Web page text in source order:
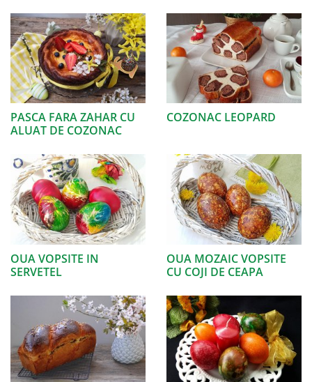
PASCA FARA ZAHAR CU
ALUAT DE COZONAC
COZONAC LEOPARD
OUA VOPSITE IN
SERVETEL
OUA MOZAIC VOPSITE
CU COJI DE CEAPA